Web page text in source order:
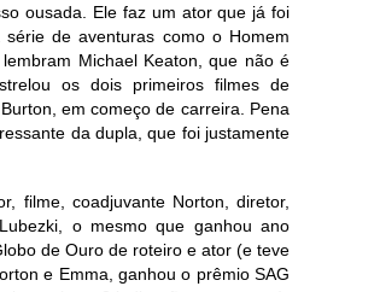
ousada. Ele faz um ator que já foi
de aventuras como o Homem
Michael Keaton, que não é
os dois primeiros filmes de
em começo de carreira. Pena
da dupla, que foi justamente
filme, coadjuvante Norton, diretor,
o mesmo que ganhou ano
de Ouro de roteiro e ator (e teve
e Emma, ganhou o prêmio SAG